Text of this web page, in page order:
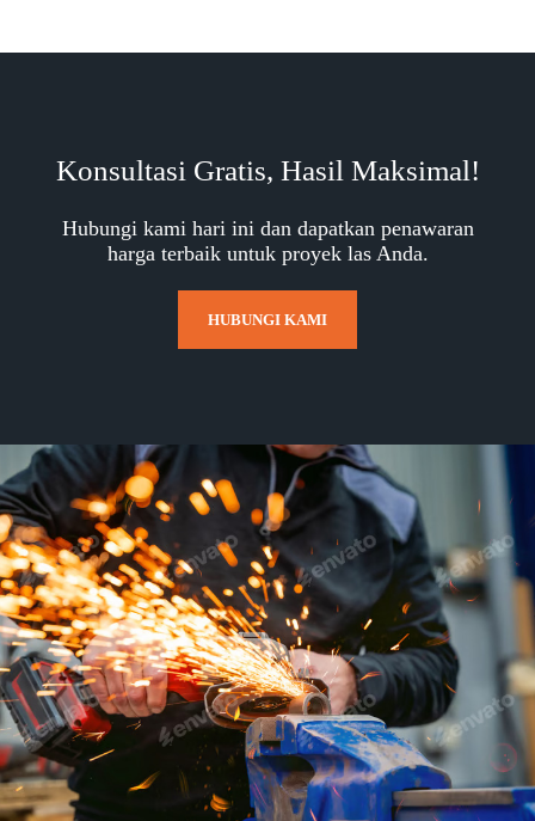
Konsultasi Gratis, Hasil Maksimal!
Hubungi kami hari ini dan dapatkan penawaran
harga terbaik untuk proyek las Anda.
HUBUNGI KAMI